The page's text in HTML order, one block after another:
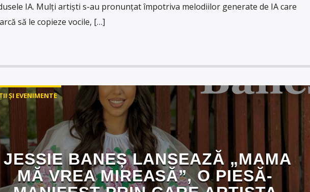
IA. Mulți artiști s-au pronunțat împotriva melodiilor generate de IA care
să le copieze vocile, […]
ȘI EVENIMENTE
JESSIE BANEȘ LANSEAZĂ „MAMA
MĂ VREA MIREASĂ”, O PIESĂ-